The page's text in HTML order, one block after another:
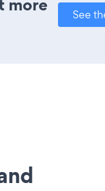
more
See